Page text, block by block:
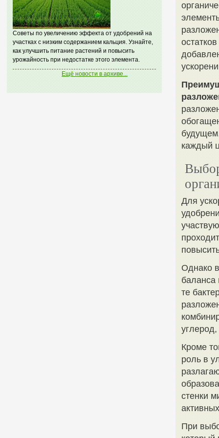
Советы по увеличению эффекта от удобрений на
участках с низким содержанием кальция. Узнайте,
как улучшить питание растений и повысить
урожайность при недостатке этого элемента.
Ещё новости в архиве...
каждый
Для
Однако
баланса
те
Кроме
роль в
стенки
При